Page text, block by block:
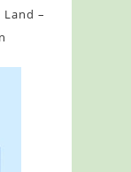
–